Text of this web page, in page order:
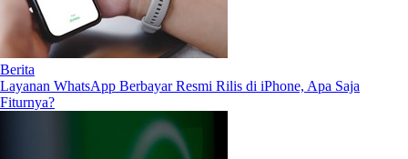
Berita
Layanan WhatsApp Berbayar Resmi Rilis di iPhone, Apa Saja
Fiturnya?